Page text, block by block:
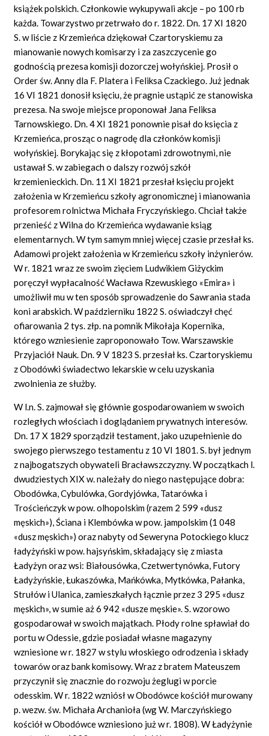
książek polskich. Członkowie wykupywali akcje – po 100 rb
każda. Towarzystwo przetrwało do r. 1822. Dn. 17 XI 1820
S. w liście z Krzemieńca dziękował Czartoryskiemu za
mianowanie nowych komisarzy i za zaszczycenie go
godnością prezesa komisji dozorczej wołyńskiej. Prosił o
Order św. Anny dla F. Platera i Feliksa Czackiego. Już jednak
16 VI 1821 donosił księciu, że pragnie ustąpić ze stanowiska
prezesa. Na swoje miejsce proponował Jana Feliksa
Tarnowskiego. Dn. 4 XI 1821 ponownie pisał do księcia z
Krzemieńca, prosząc o nagrodę dla członków komisji
wołyńskiej. Borykając się z kłopotami zdrowotnymi, nie
ustawał S. w zabiegach o dalszy rozwój szkół
krzemienieckich. Dn. 11 XI 1821 przesłał księciu projekt
założenia w Krzemieńcu szkoły agronomicznej i mianowania
profesorem rolnictwa Michała Fryczyńskiego. Chciał także
przenieść z Wilna do Krzemieńca wydawanie ksiąg
elementarnych. W tym samym mniej więcej czasie przesłał ks.
Adamowi projekt założenia w Krzemieńcu szkoły inżynierów.
W r. 1821 wraz ze swoim zięciem Ludwikiem Giżyckim
poręczył wypłacalność Wacława Rzewuskiego «Emira» i
umożliwił mu w ten sposób sprowadzenie do Sawrania stada
koni arabskich. W październiku 1822 S. oświadczył chęć
ofiarowania 2 tys. złp. na pomnik Mikołaja Kopernika,
którego wzniesienie zaproponowało Tow. Warszawskie
Przyjaciół Nauk. Dn. 9 V 1823 S. przesłał ks. Czartoryskiemu
z Obodówki świadectwo lekarskie w celu uzyskania
zwolnienia ze służby.
W l.n. S. zajmował się głównie gospodarowaniem w swoich
rozległych włościach i doglądaniem prywatnych interesów.
Dn. 17 X 1829 sporządził testament, jako uzupełnienie do
swojego pierwszego testamentu z 10 VI 1801. S. był jednym
z najbogatszych obywateli Bracławszczyzny. W początkach l.
dwudziestych XIX w. należały do niego następujące dobra:
Obodówka, Cybulówka, Gordyjówka, Tatarówka i
Trościeńczyk w pow. olhopolskim (razem 2 599 «dusz
męskich»), Ściana i Klembówka w pow. jampolskim (1 048
«dusz męskich») oraz nabyty od Seweryna Potockiego klucz
ładyżyński w pow. hajsyńskim, składający się z miasta
Ładyżyn oraz wsi: Białousówka, Czetwertynówka, Futory
Ładyżyńskie, Łukaszówka, Mańkówka, Mytkówka, Pałanka,
Strułów i Ulanica, zamieszkałych łącznie przez 3 295 «dusz
męskich», w sumie aż 6 942 «dusze męskie». S. wzorowo
gospodarował w swoich majątkach. Płody rolne spławiał do
portu w Odessie, gdzie posiadał własne magazyny
wzniesione w r. 1827 w stylu włoskiego odrodzenia i składy
towarów oraz bank komisowy. Wraz z bratem Mateuszem
przyczynił się znacznie do rozwoju żeglugi w porcie
odesskim. W r. 1822 wzniósł w Obodówce kościół murowany
p. wezw. św. Michała Archanioła (wg W. Marczyńskiego
kościół w Obodówce wzniesiono już w r. 1808). W Ładyżynie